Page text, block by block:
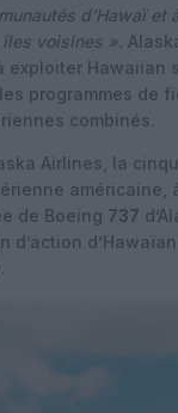
d’Hawaï et
voisines ».
exploiter Hawaiian
programmes de
combinés.
Airlines, la
américaine,
de Boeing 737
d’action
.